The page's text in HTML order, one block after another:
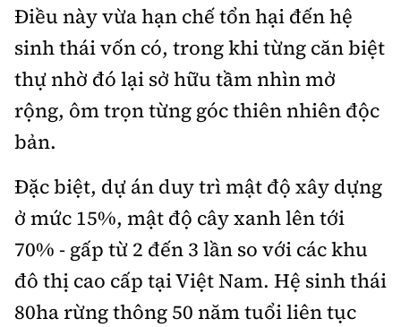
Điều này vừa hạn chế tổn hại đến hệ
sinh thái vốn có, trong khi từng căn biệt
thự nhờ đó lại sở hữu tầm nhìn mở
rộng, ôm trọn từng góc thiên nhiên độc
bản.
Đặc biệt, dự án duy trì mật độ xây dựng
ở mức 15%, mật độ cây xanh lên tới
70% - gấp từ 2 đến 3 lần so với các khu
đô thị cao cấp tại Việt Nam. Hệ sinh thái
80ha rừng thông 50 năm tuổi liên tục